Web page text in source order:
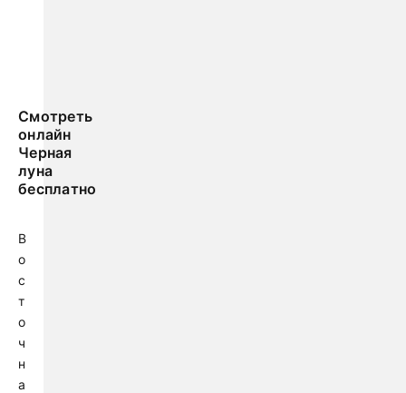
Смотреть
онлайн
Черная
луна
бесплатно
В
о
с
т
о
ч
н
а